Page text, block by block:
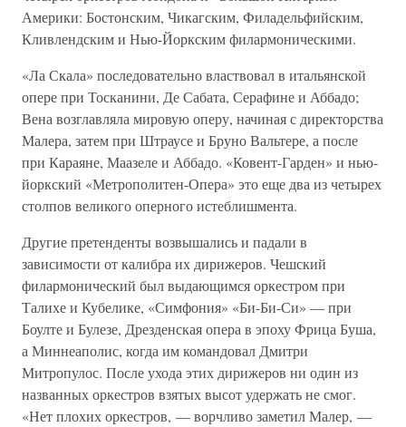
Америки: Бостонским, Чикагским, Филадельфийским,
Кливлендским и Нью-Йоркским филармоническими.
«Ла Скала» последовательно властвовал в итальянской
опере при Тосканини, Де Сабата, Серафине и Аббадо;
Вена возглавляла мировую оперу, начиная с директорства
Малера, затем при Штраусе и Бруно Вальтере, а после
при Караяне, Маазеле и Аббадо. «Ковент-Гарден» и нью-
йоркский «Метрополитен-Опера» это еще два из четырех
столпов великого оперного истеблишмента.
Другие претенденты возвышались и падали в
зависимости от калибра их дирижеров. Чешский
филармонический был выдающимся оркестром при
Талихе и Кубелике, «Симфония» «Би-Би-Си» — при
Боулте и Булезе, Дрезденская опера в эпоху Фрица Буша,
а Миннеаполис, когда им командовал Дмитри
Митропулос. После ухода этих дирижеров ни один из
названных оркестров взятых высот удержать не смог.
«Нет плохих оркестров, — ворчливо заметил Малер, —